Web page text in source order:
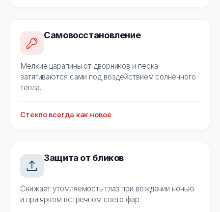
Самовосстановление
Мелкие царапины от дворников и песка
затягиваются сами под воздействием солнечного
тепла.
Стекло всегда как новое
Защита от бликов
Снижает утомляемость глаз при вождении ночью
и при ярком встречном свете фар.